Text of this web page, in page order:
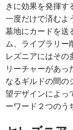
きに効果を発揮す
一度だけで済むよ
墓地にカードを送
ム、ライブラリー
レズニアにはその
リーチャーがあ
なるギルドの間の
望デザインによっ
ーワード２つのう